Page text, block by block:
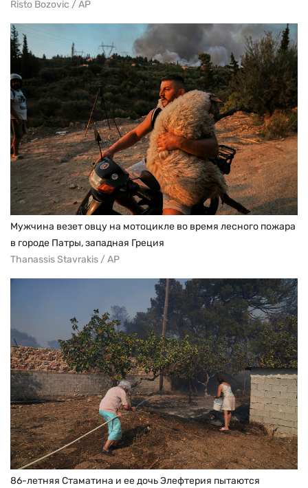
Risto Bozovic / AP
Мужчина везет овцу на мотоцикле во время лесного пожара
в городе Патры, западная Греция
Thanassis Stavrakis / AP
86-летняя Стаматина и ее дочь Элефтерия пытаются